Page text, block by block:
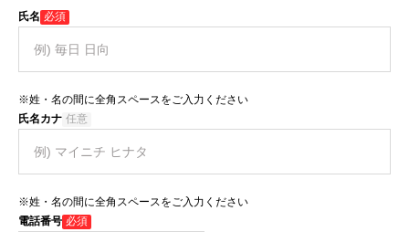
氏名 必須
※姓・名の間に全角スペースをご入力ください
氏名カナ 任意
※姓・名の間に全角スペースをご入力ください
電話番号 必須